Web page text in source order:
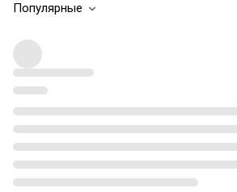
Популярные